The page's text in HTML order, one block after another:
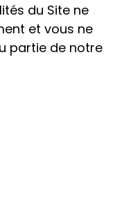
du Site ne
et vous ne
partie de notre